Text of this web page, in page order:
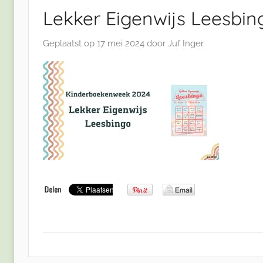
Lekker Eigenwijs
Geplaatst op 17 mei 2024 door Juf Inger